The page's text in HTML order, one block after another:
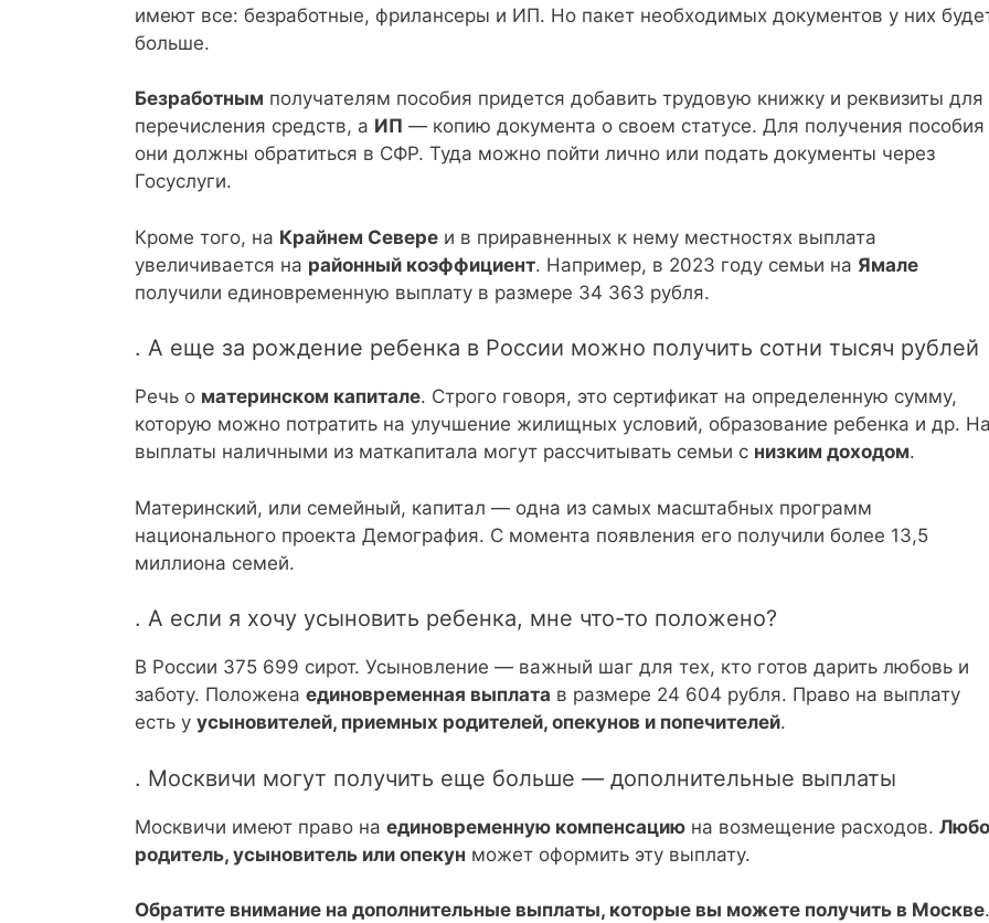
имеют все: безработные, фрилансеры и ИП. Но пакет необходимых документов у них
больше.
Безработным получателям пособия придется добавить трудовую книжку и реквизиты для
перечисления средств, а ИП — копию документа о своем статусе. Для получения пособия
они должны обратиться в СФР. Туда можно пойти лично или подать документы через
Госуслуги.
Кроме того, на Крайнем Севере и в приравненных к нему местностях выплата
увеличивается на районный коэффициент. Например, в 2023 году семьи на Ямале
получили единовременную выплату в размере 34 363 рубля.
. А еще за рождение ребенка в России можно получить сотни тысяч рублей
Речь о материнском капитале. Строго говоря, это сертификат на определенную сумму,
которую можно потратить на улучшение жилищных условий, образование ребенка и др.
выплаты наличными из маткапитала могут рассчитывать семьи с низким доходом.
Материнский, или семейный, капитал — одна из самых масштабных программ
национального проекта Демография. С момента появления его получили более 13,5
миллиона семей.
. А если я хочу усыновить ребенка, мне что-то положено?
В России 375 699 сирот. Усыновление — важный шаг для тех, кто готов дарить любовь и
заботу. Положена единовременная выплата в размере 24 604 рубля. Право на выплату
есть у усыновителей, приемных родителей, опекунов и попечителей.
. Москвичи могут получить еще больше — дополнительные выплаты
Москвичи имеют право на единовременную компенсацию на возмещение расходов.
родитель, усыновитель или опекун может оформить эту выплату.
Обратите внимание на дополнительные выплаты, которые вы можете получить в Москве.